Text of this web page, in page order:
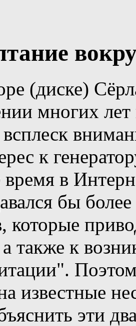
(диске)
многих
к
время в
бы
которые
также к
известные
эти